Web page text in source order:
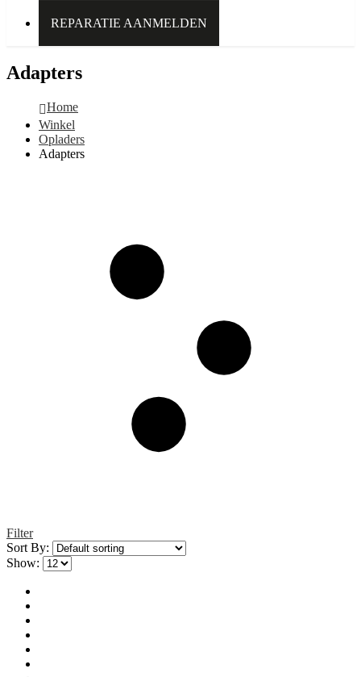
REPARATIE AANMELDEN
Adapters
Home
Winkel
Opladers
Adapters
Filter
Sort By:
Show: